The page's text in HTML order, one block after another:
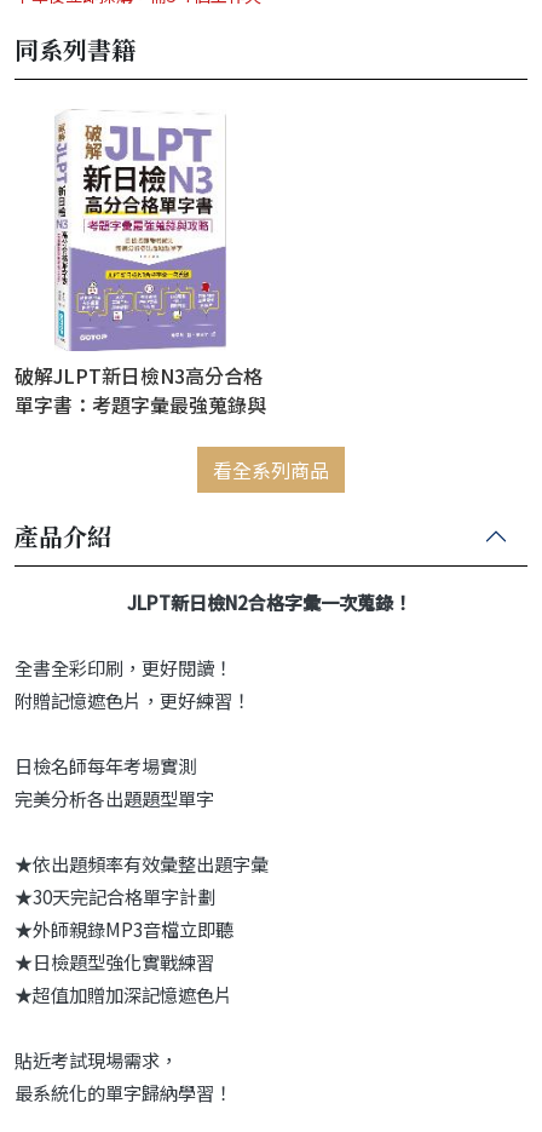
同系列書籍
破解JLPT新日檢N3高分合格
單字書：考題字彙最強蒐錄與
片、MP3音檔QR Code)看全系列商品
產品介紹
JLPT新日檢N2合格字彙一次蒐錄！
全書全彩印刷，更好閱讀！
附贈記憶遮色片，更好練習！
日檢名師每年考場實測
完美分析各出題題型單字
★依出題頻率有效彙整出題字彙
★30天完記合格單字計劃
★外師親錄MP3音檔立即聽
★日檢題型強化實戰練習
★超值加贈加深記憶遮色片
貼近考試現場需求，
最系統化的單字歸納學習！